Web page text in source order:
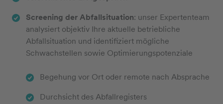
Screening der Abfallsituation: unser Expertenteam
analysiert objektiv Ihre aktuelle betriebliche
Abfallsituation und identifiziert mögliche
Schwachstellen sowie Optimierungspotenziale
Begehung vor Ort oder remote nach Absprache
Durchsicht des Abfallregisters